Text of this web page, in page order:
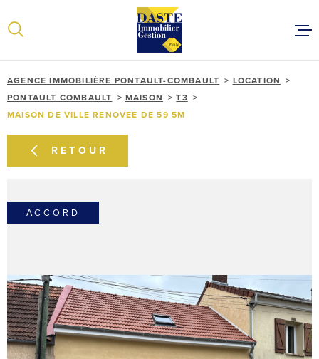
recherche
au
principal
au
ACCUEIL
VENTES
AGENCE IMMOBILIÈRE PONTAULT-COMBAULT
LOCATION
PONTAULT COMBAULT
MAISON
T3
MAISON DE VILLE RENOVEE DE 59 5M
RETOUR
ACCORD